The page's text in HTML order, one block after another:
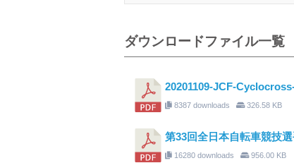
ダウンロードファイル一覧
20201109-JCF-
8387 downloads 326.58 KB
第33回全日本自転車競技
16280 downloads 956.00 KB